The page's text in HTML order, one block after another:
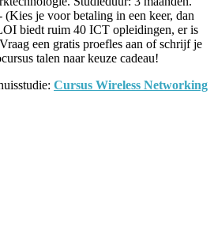
(Kies je voor betaling in een keer, dan
biedt ruim 40 ICT opleidingen, er is
een gratis proefles aan of schrijf je
talen naar keuze cadeau!
Cursus Wireless Networking